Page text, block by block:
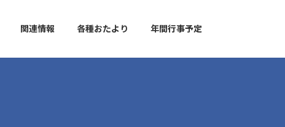
関連情報 各種おたより 年間行事予定